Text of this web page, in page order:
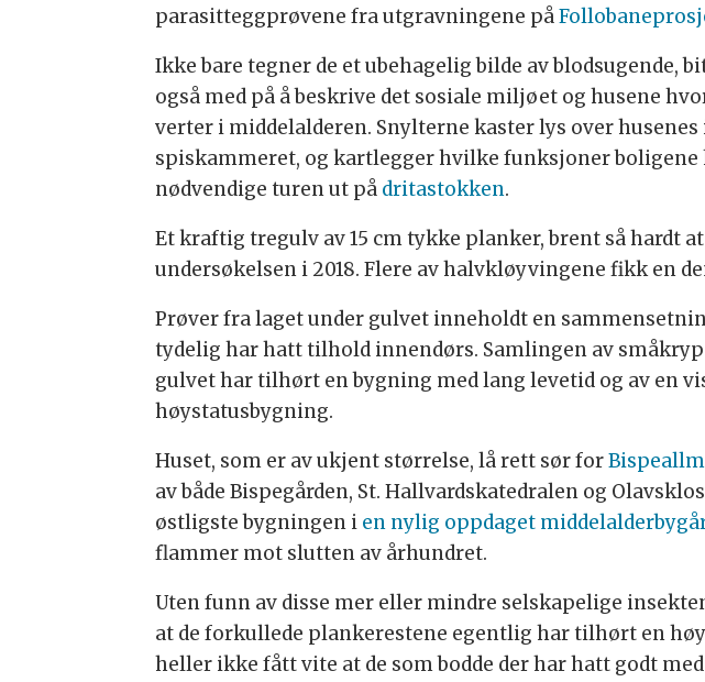
parasitteggprøvene fra utgravningene på
Ikke bare tegner de et ubehagelig bilde av blodsugende,
også med på å beskrive det sosiale miljøet og husene
verter i middelalderen. Snylterne kaster lys over
spiskammeret, og kartlegger hvilke funksjoner boligene
nødvendige turen ut på dritastokken.
Et kraftig tregulv av 15 cm tykke planker, brent så hardt
undersøkelsen i 2018. Flere av halvkløyvingene fikk en
Prøver fra laget under gulvet inneholdt en
tydelig har hatt tilhold innendørs. Samlingen av
gulvet har tilhørt en bygning med lang levetid og av en
høystatusbygning.
Huset, som er av ukjent størrelse, lå rett sør for
av både Bispegården, St. Hallvardskatedralen og
østligste bygningen i en nylig oppdaget
flammer mot slutten av århundret.
Uten funn av disse mer eller mindre selskapelige
at de forkullede plankerestene egentlig har tilhørt en
heller ikke fått vite at de som bodde der har hatt godt